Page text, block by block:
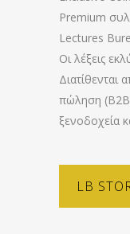
Premium
Lectures
Οι λέξεις
Διατίθενται
πώληση
ξενοδοχεία
LB